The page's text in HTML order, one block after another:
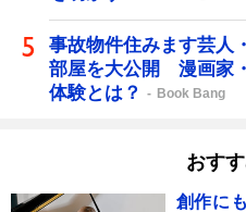
事故物件住みます芸人
部屋を大公開 漫画家
体験とは？
Book Bang
おす
創作に